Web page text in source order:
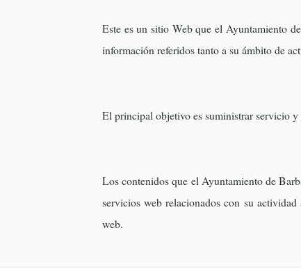
Este es un sitio Web que el Ayuntamiento
información referidos tanto a su ámbito de
El principal objetivo es suministrar servicio
Los contenidos que el Ayuntamiento de
servicios web relacionados con su
web.